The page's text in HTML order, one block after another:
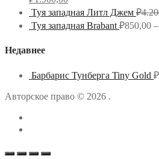
Туя западная Литл Джем ₽
Туя западная Brabant ₽850,00 –
Недавнее
Барбарис Тунберга Tiny Gold ₽
Авторское право © 2026 .